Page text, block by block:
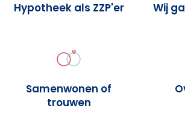
Hypotheek als ZZP'er Wij
Samenwonen of
trouwen